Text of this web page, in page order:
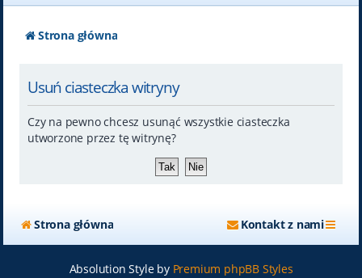
Strona główna
Usuń ciasteczka witryny
Czy na pewno chcesz usunąć wszystkie ciasteczka
utworzone przez tę witrynę?
Strona główna Kontakt z nami
Absolution Style by Premium phpBB Styles